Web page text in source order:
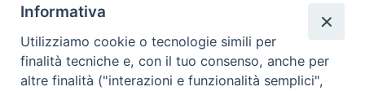
Informativa
Utilizziamo cookie o tecnologie simili per
finalità tecniche e, con il tuo consenso, anche per
altre finalità ("interazioni e funzionalità semplici",